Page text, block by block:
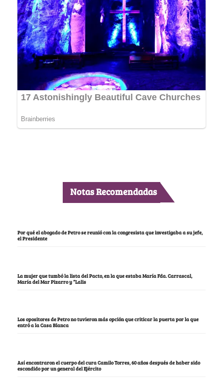
Notas Recomendadas
Por qué el abogado de Petro se reunió con la congresista que investigaba a su jefe,
el Presidente
La mujer que tumbó la lista del Pacto, en la que estaba María Fda. Carrascal,
María del Mar Pizarro y “Lalis
Los opositores de Petro no tuvieron más opción que criticar la puerta por la que
entró a la Casa Blanca
Así encontraron el cuerpo del cura Camilo Torres, 60 años después de haber sido
escondido por un general del Ejército